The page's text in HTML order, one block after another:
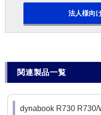
法人様向
関連製品一覧
dynabook R730